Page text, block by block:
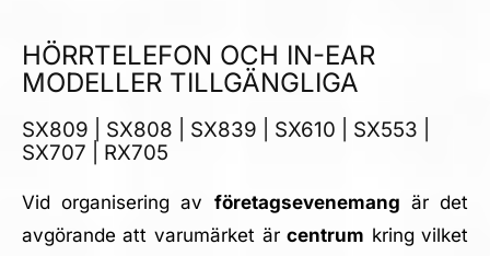
HÖRRTELEFON OCH IN-EAR
MODELLER TILLGÄNGLIGA
SX809 | SX808 | SX839 | SX610 | SX553 |
SX707 | RX705
Vid organisering av företagsevenemang är det
avgörande att varumärket ärcentrum kring vilket